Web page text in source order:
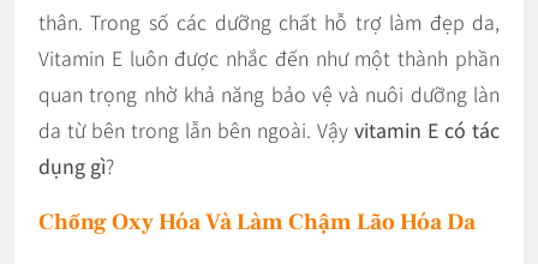
thân. Trong số các dưỡng chất hỗ trợ làm đẹp da,
Vitamin E luôn được nhắc đến như một thành phần
quan trọng nhờ khả năng bảo vệ và nuôi dưỡng làn
da từ bên trong lẫn bên ngoài. Vậy vitamin E có tác
dụng gì?
Chống Oxy Hóa Và Làm Chậm Lão Hóa Da